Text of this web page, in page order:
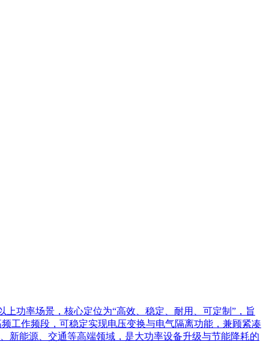
功率场景，核心定位为“高效、稳定、耐用、可定制”，旨
工作频段，可稳定实现电压变换与电气隔离功能，兼顾紧凑
新能源、交通等高端领域，是大功率设备升级与节能降耗的